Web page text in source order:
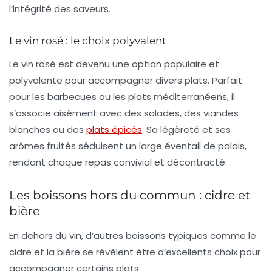
l’intégrité des saveurs.
Le vin rosé : le choix polyvalent
Le vin rosé est devenu une option populaire et
polyvalente pour accompagner divers plats. Parfait
pour les barbecues ou les plats méditerranéens, il
s’associe aisément avec des salades, des viandes
blanches ou des plats épicés. Sa légèreté et ses
arômes fruités séduisent un large éventail de palais,
rendant chaque repas convivial et décontracté.
Les boissons hors du commun : cidre et
bière
En dehors du vin, d’autres boissons typiques comme le
cidre et la bière se révèlent être d’excellents choix pour